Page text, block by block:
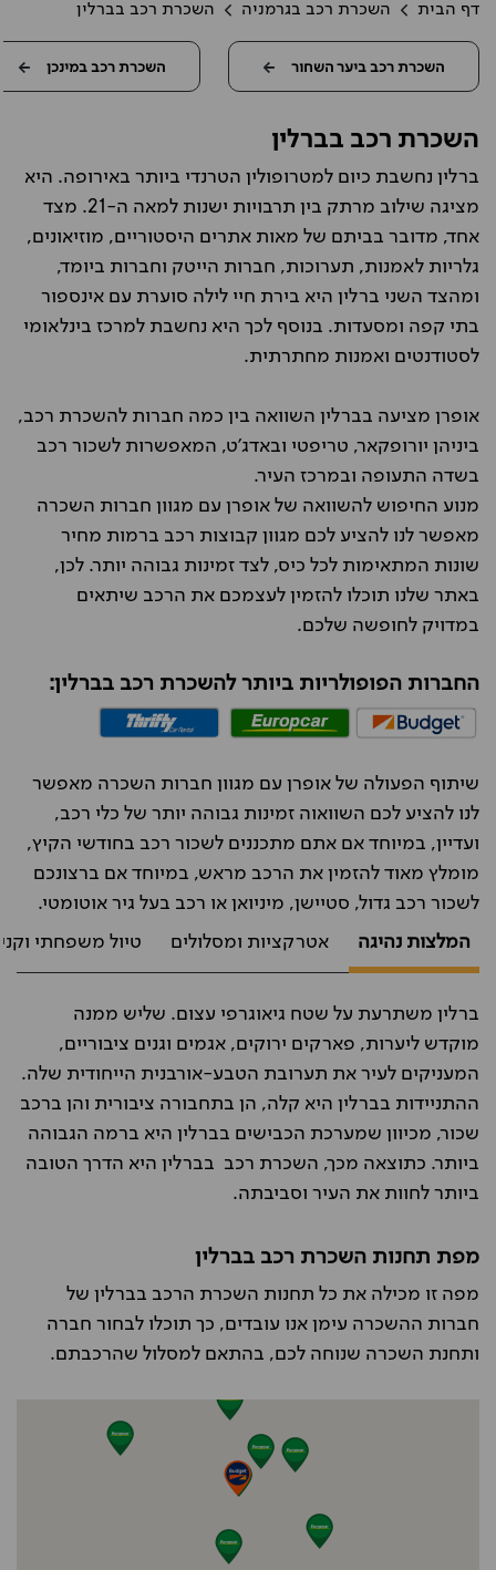
דף הבית השכרת רכב בגרמניה השכרת רכב בברלין
השכרת רכב ביער השחור השכרת רכב במינכן
השכרת רכב בברלין
ברלין נחשבת כיום למטרופולין הטרנדי ביותר באירופה. היא
מציגה שילוב מרתק בין תרבויות ישנות למאה ה-21. מצד
אחד, מדובר בביתם של מאות אתרים היסטוריים, מוזיאונים,
גלריות לאמנות, תערוכות, חברות הייטק וחברות ביומד,
ומהצד השני ברלין היא בירת חיי לילה סוערת עם אינספור
בתי קפה ומסעדות. בנוסף לכך היא נחשבת למרכז בינלאומי
לסטודנטים ואמנות מחתרתית.
אופרן מציעה בברלין השוואה בין כמה חברות להשכרת רכב,
ביניהן יורופקאר, טריפטי ובאדג'ט, המאפשרות לשכור רכב
בשדה התעופה ובמרכז העיר.
מנוע החיפוש להשוואה של אופרן עם מגוון חברות השכרה
מאפשר לנו להציע לכם מגוון קבוצות רכב ברמות מחיר
שונות המתאימות לכל כיס, לצד זמינות גבוהה יותר. לכן,
באתר שלנו תוכלו להזמין לעצמכם את הרכב שיתאים
במדויק לחופשה שלכם.
החברות הפופולריות ביותר להשכרת רכב בברלין:
שיתוף הפעולה של אופרן עם מגוון חברות השכרה מאפשר
לנו להציע לכם השוואוה זמינות גבוהה יותר של כלי רכב,
ועדיין, במיוחד אם אתם מתכננים לשכור רכב בחודשי הקיץ,
מומלץ מאוד להזמין את הרכב מראש, במיוחד אם ברצונכם
לשכור רכב גדול, סטיישן, מיניואן או רכב בעל גיר אוטומטי.
המלצות נהיגה
אטרקציות ומסלולים טיול משפחתי
ברלין משתרעת על שטח גיאוגרפי עצום. שליש ממנה
מוקדש ליערות, פארקים ירוקים, אגמים וגנים ציבוריים,
המעניקים לעיר את תערובת הטבע-אורבנית הייחודית שלה.
ההתניידות בברלין היא קלה, הן בתחבורה ציבורית והן ברכב
שכור, מכיוון שמערכת הכבישים בברלין היא ברמה הגבוהה
ביותר. כתוצאה מכך, השכרת רכב בברלין היא הדרך הטובה
ביותר לחוות את העיר וסביבתה.
מפת תחנות השכרת רכב בברלין
מפה זו מכילה את כל תחנות השכרת הרכב בברלין של
חברות ההשכרה עימן אנו עובדים, כך תוכלו לבחור חברה
ותחנת השכרה שנוחה לכם, בהתאם למסלול שהרכבתם.